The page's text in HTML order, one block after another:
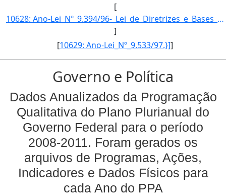
[
10628: Ano-Lei_Nº_9.394/96-_Lei_de_Diretrizes_e_Bases_da_Educacao_Nacional.}]
]
[10629: Ano-Lei_Nº_9.533/97.}]]
Governo e Política
Dados Anualizados da Programação
Qualitativa do Plano Plurianual do
Governo Federal para o período
2008-2011. Foram gerados os
arquivos de Programas, Ações,
Indicadores e Dados Físicos para
cada Ano do PPA